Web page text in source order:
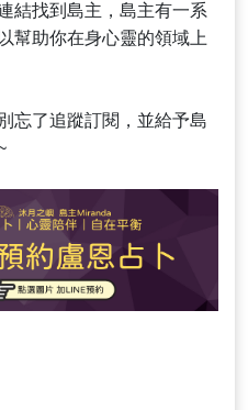
結找到島主，島主有一系
幫助你在身心靈的領域上
忘了追蹤訂閱，並給予島